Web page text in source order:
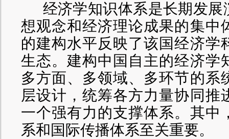
经济学知识体系是长期发
想观念和经济理论成果的集中
的建构水平反映了该国经济学
生态。建构中国自主的经济学
多方面、多领域、多环节的系
层设计，统筹各方力量协同推
一个强有力的支撑体系。其中
系和国际传播体系至关重要。